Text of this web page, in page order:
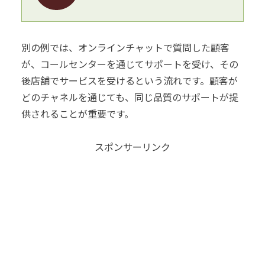
別の例では、オンラインチャットで質問した顧客
が、コールセンターを通じてサポートを受け、その
後店舗でサービスを受けるという流れです。顧客が
どのチャネルを通じても、同じ品質のサポートが提
供されることが重要です。
スポンサーリンク